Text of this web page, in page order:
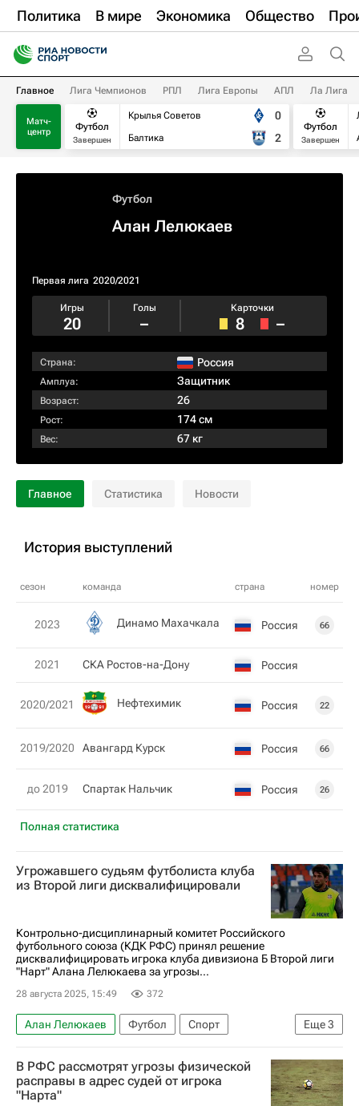
Политика В мире Экономика Общество
Главное Лига Чемпионов РПЛ Лига Европы АПЛ Ла Лига
Матч-
центр
Футбол
Завершен
Крылья Советов
Балтика
0
2
Футбол
Завершен
Футбол
Алан Лелюкаев
Первая лига 2020/2021
Игры
20
Голы
–
Карточки
8 –
Страна: Россия
Амплуа: Защитник
Возраст: 26
Рост: 174 см
Вес: 67 кг
Главное Статистика Новости
История выступлений
сезон команда страна номер
Полная статистика
2023 Динамо Махачкала Россия 66
2021 СКА Ростов-на-Дону Россия
2020/2021 Нефтехимик Россия 22
2019/2020 Авангард Курск Россия 66
до 2019 Спартак Нальчик Россия 26
Угрожавшего судьям футболиста клуба
из Второй лиги дисквалифицировали
Контрольно-дисциплинарный комитет Российского
футбольного союза (КДК РФС) принял решение
дисквалифицировать игрока клуба дивизиона Б Второй лиги
"Нарт" Алана Лелюкаева за угрозы...
28 августа 2025, 15:49 372
Еще3
Алан Лелюкаев Футбол
Спорт
Артур Григорьянц
Российский футбольный союз (РФС)
Кубок России по футболу
В РФС рассмотрят угрозы физической
расправы в адрес судей от игрока
"Нарта"